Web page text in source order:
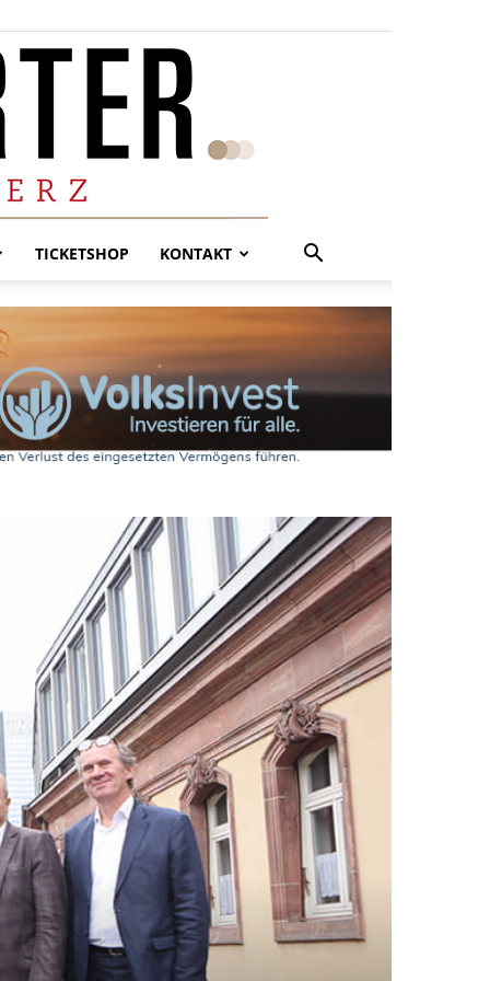
TICKETSHOP KONTAKT